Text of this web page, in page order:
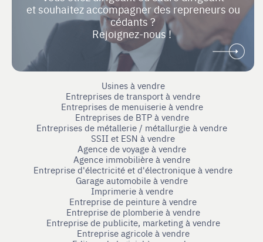
et souhaitez accompagner des repreneurs ou
cédants ?
Rejoignez-nous !
Usines à vendre
Entreprises de transport à vendre
Entreprises de menuiserie à vendre
Entreprises de BTP à vendre
Entreprises de métallerie / métallurgie à vendre
SSII et ESN à vendre
Agence de voyage à vendre
Agence immobilière à vendre
Entreprise d'électricité et d'électronique à vendre
Garage automobile à vendre
Imprimerie à vendre
Entreprise de peinture à vendre
Entreprise de plomberie à vendre
Entreprise de publicite, marketing à vendre
Entreprise agricole à vendre